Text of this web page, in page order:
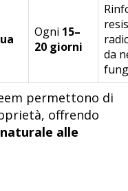
Ogni 15–
20 giorni
da
permettono di
offrendo
alle